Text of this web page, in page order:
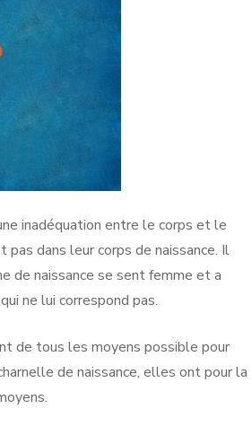
inadéquation entre le corps et le
dans leur corps de naissance. Il
de naissance se sent femme et a
ne lui correspond pas.
de tous les moyens possible pour
de naissance, elles ont pour la